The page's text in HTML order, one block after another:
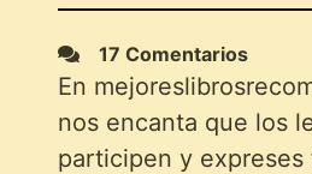
17 Comentarios
En
nos encanta que los
participen y expreses